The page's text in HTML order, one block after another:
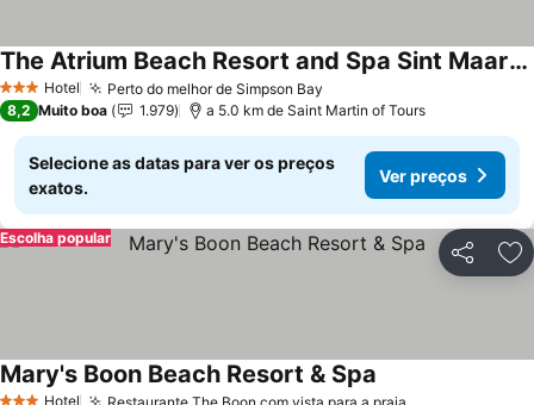
3 EstrelasHotel Perto do melhor de Simpson Bay
The Atrium Beach Resort and Spa Sint Maarten Ascend Collection Hotel
8,2 Muito boa 1.979 a 5.0 km de Saint Martin of Tours
Selecione as datas para ver os preços
exatos.
Ver preços
Partilhar
Escolha popular
Hotel Restaurante The Boon com vista para a praia
Mary's Boon Beach Resort & Spa